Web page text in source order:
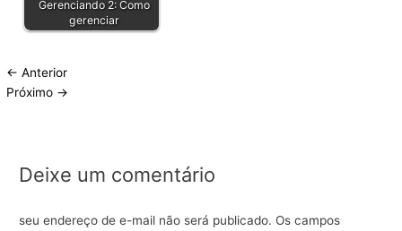
Gerenciando 2: Como
gerenciar
← Anterior
Próximo →
Deixe um comentário
seu endereço de e-mail não será publicado. Os campos